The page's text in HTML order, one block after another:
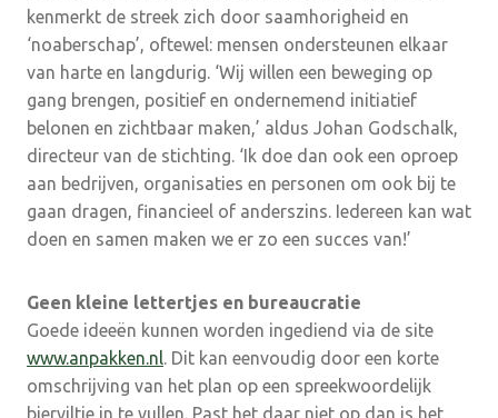
kenmerkt de streek zich door saamhorigheid en
‘noaberschap’, oftewel: mensen ondersteunen elkaar
van harte en langdurig. ‘Wij willen een beweging op
gang brengen, positief en ondernemend initiatief
belonen en zichtbaar maken,’ aldus Johan Godschalk,
directeur van de stichting. ‘Ik doe dan ook een oproep
aan bedrijven, organisaties en personen om ook bij te
gaan dragen, financieel of anderszins. Iedereen kan wat
doen en samen maken we er zo een succes van!’
Geen kleine lettertjes en bureaucratie
Goede ideeën kunnen worden ingediend via de site
www.anpakken.nl. Dit kan eenvoudig door een korte
omschrijving van het plan op een spreekwoordelijk
bierviltje in te vullen. Past het daar niet op dan is het